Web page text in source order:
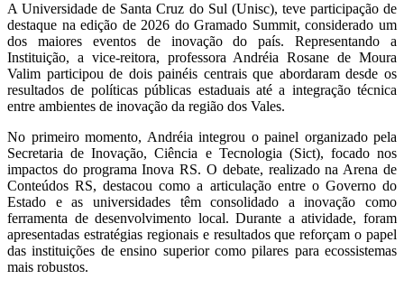
A Universidade de Santa Cruz do Sul (Unisc), teve participação de
destaque na edição de 2026 do Gramado Summit, considerado um
dos maiores eventos de inovação do país. Representando a
Instituição, a vice-reitora, professora Andréia Rosane de Moura
Valim participou de dois painéis centrais que abordaram desde os
resultados de políticas públicas estaduais até a integração técnica
entre ambientes de inovação da região dos Vales.
No primeiro momento, Andréia integrou o painel organizado pela
Secretaria de Inovação, Ciência e Tecnologia (Sict), focado nos
impactos do programa Inova RS. O debate, realizado na Arena de
Conteúdos RS, destacou como a articulação entre o Governo do
Estado e as universidades têm consolidado a inovação como
ferramenta de desenvolvimento local. Durante a atividade, foram
apresentadas estratégias regionais e resultados que reforçam o papel
das instituições de ensino superior como pilares para ecossistemas
mais robustos.